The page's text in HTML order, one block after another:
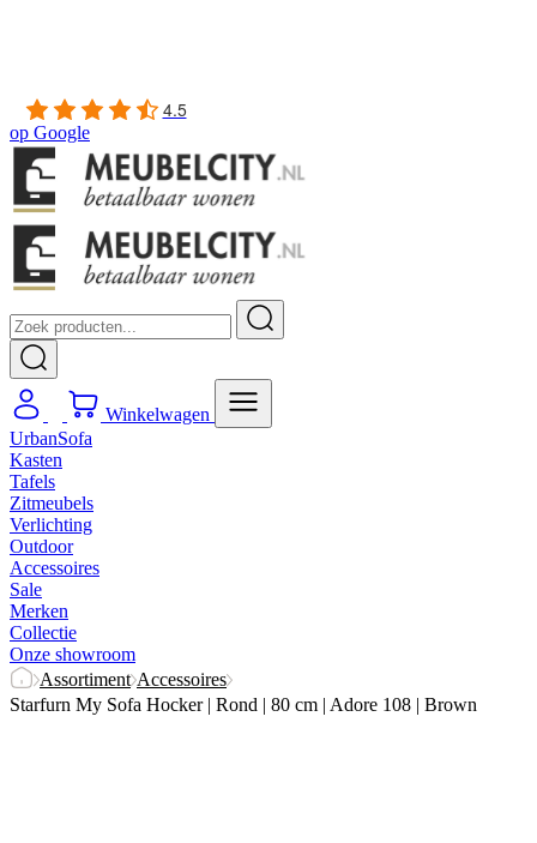
Winkelwagen
UrbanSofa
Kasten
Tafels
Zitmeubels
Verlichting
Outdoor
Accessoires
Sale
Merken
Collectie
Onze showroom
Assortiment
Starfurn My Sofa Hocker | Rond | 80 cm | Adore 108 | Brown